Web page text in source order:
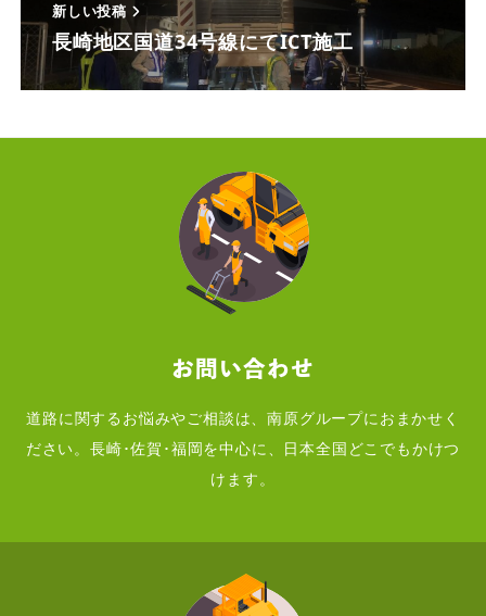
新しい投稿
長崎地区国道34号線にてICT施工
お問い合わせ
道路に関するお悩みやご相談は、南原グループにおまかせく
ださい。長崎･佐賀･福岡を中心に、日本全国どこでもかけつ
けます。